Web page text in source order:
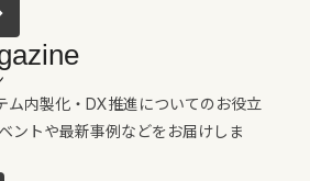
ム内製化・DX推進についてのお役立
ントや最新事例などをお届けしま